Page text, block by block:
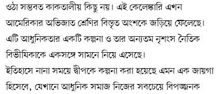
ওঠা সম্ভবত কাকতালীয় কিছু নয়। এই কেলেঙ্কারি এখন
আমেরিকার অভিজাত শ্রেণির বিস্তৃত অংশকে জড়িয়ে ফেলেছে।
এটি আধুনিকতার একটি কল্পনা ও তার অন্যতম নৃশংস নৈতিক
বিভীষিকাকে একসঙ্গে সামনে নিয়ে এসেছে।
ইতিহাসে নানা সময়ে দ্বীপকে কল্পনা করা হয়েছে এমন এক জায়গা
হিসেবে, যেখানে আধুনিক সমাজ নিজের সবচেয়ে বিপজ্জনক